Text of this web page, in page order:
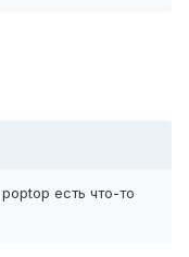
есть что-то